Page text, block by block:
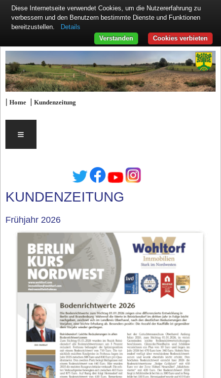
|Home |Kundenzeitung
≡
KUNDENZEITUNG
Frühjahr 2026
Diese Internetseite verwendet Cookies, um die Nutzererfahrung zu
verbessern und den Benutzern bestimmte Dienste und Funktionen
bereitzustellen.
Details
Cookies verbieten
Verstanden